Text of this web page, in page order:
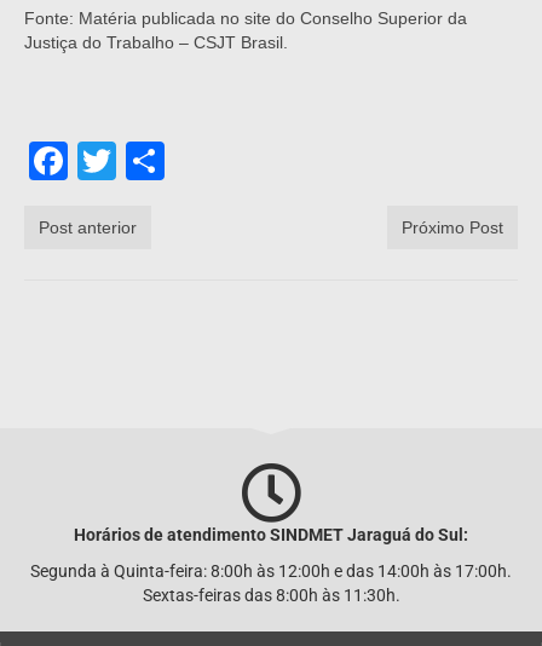
Fonte: Matéria publicada no site do Conselho Superior da
Justiça do Trabalho – CSJT Brasil.
Facebook
Twitter
Post anterior Próximo Post
Horários de atendimento SINDMETJaraguá do Sul:
Segunda à Quinta-feira: 8:00h às 12:00h e das 14:00h às 17:00h.
Sextas-feiras das 8:00h às 11:30h.